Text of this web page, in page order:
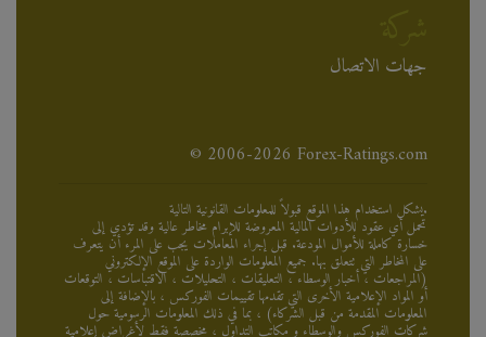
جهات الاتصال
© 2006-2026 Forex-Ratings.com
يشكل استخدام هذا الموقع قبولاً للمعلومات القانونية التالية.
تحمل أي عقود للأدوات المالية المعروضة للإبرام مخاطر عالية وقد تؤدي إلى
خسارة كاملة للأموال المودعة. قبل إجراء المعاملات يجب على المرء أن يتعرف
على المخاطر التي تتعلق بها. جميع المعلومات الواردة على الموقع الإلكتروني
(المراجعات ، أخبار الوسطاء ، التعليقات ، التحليلات ، الاقتباسات ، التوقعات
أو المواد الإعلامية الأخرى التي تقدمها تقييمات الفوركس ، بالإضافة إلى
المعلومات المقدمة من قبل الشركاء) ، بما في ذلك المعلومات الرسومية حول
شركات الفوركس والوسطاء و مكاتب التداول ، مخصصة فقط لأغراض إعلامية